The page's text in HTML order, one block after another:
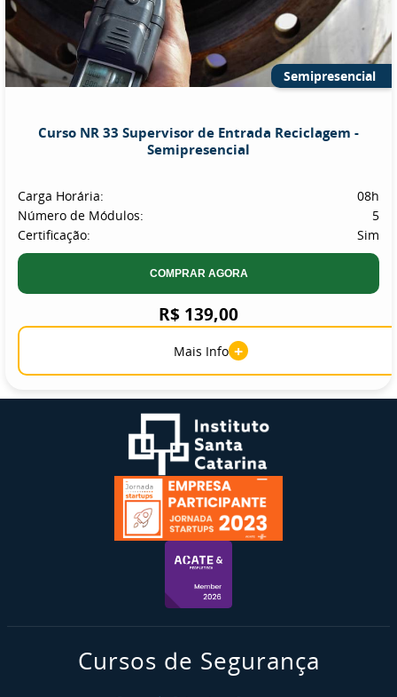
Semipresencial
Curso NR 33 Supervisor de Entrada Reciclagem -
Semipresencial
Carga Horária:
08h
Número de Módulos:
5
Certificação:
Sim
COMPRAR AGORA
R$ 139,00
Mais Info +
Cursos de Segurança